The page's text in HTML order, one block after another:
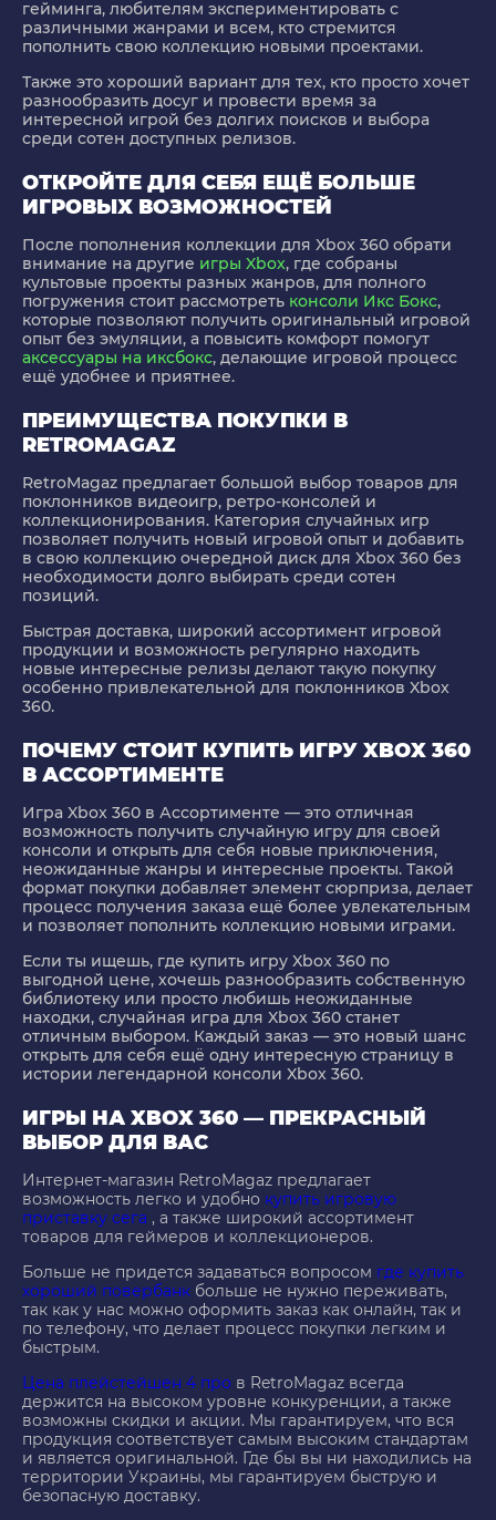
гейминга, любителям экспериментировать с
различными жанрами и всем, кто стремится
пополнить свою коллекцию новыми проектами.
Также это хороший вариант для тех, кто просто хочет
разнообразить досуг и провести время за
интересной игрой без долгих поисков и выбора
среди сотен доступных релизов.
ОТКРОЙТЕ ДЛЯ СЕБЯ ЕЩЁ БОЛЬШЕ
ИГРОВЫХ ВОЗМОЖНОСТЕЙ
После пополнения коллекции для Xbox 360 обрати
внимание на другие игры Xbox, где собраны
культовые проекты разных жанров, для полного
погружения стоит рассмотреть консоли Икс Бокс,
которые позволяют получить оригинальный игровой
опыт без эмуляции, а повысить комфорт помогут
аксессуары на иксбокс, делающие игровой процесс
ещё удобнее и приятнее.
ПРЕИМУЩЕСТВА ПОКУПКИ В
RETROMAGAZ
RetroMagaz предлагает большой выбор товаров для
поклонников видеоигр, ретро-консолей и
коллекционирования. Категория случайных игр
позволяет получить новый игровой опыт и добавить
в свою коллекцию очередной диск для Xbox 360 без
необходимости долго выбирать среди сотен
позиций.
Быстрая доставка, широкий ассортимент игровой
продукции и возможность регулярно находить
новые интересные релизы делают такую покупку
особенно привлекательной для поклонников Xbox
360.
ПОЧЕМУ СТОИТ КУПИТЬ ИГРУ XBOX 360
В АССОРТИМЕНТЕ
Игра Xbox 360 в Ассортименте — это отличная
возможность получить случайную игру для своей
консоли и открыть для себя новые приключения,
неожиданные жанры и интересные проекты. Такой
формат покупки добавляет элемент сюрприза, делает
процесс получения заказа ещё более увлекательным
и позволяет пополнить коллекцию новыми играми.
Если ты ищешь, где купить игру Xbox 360 по
выгодной цене, хочешь разнообразить собственную
библиотеку или просто любишь неожиданные
находки, случайная игра для Xbox 360 станет
отличным выбором. Каждый заказ — это новый шанс
открыть для себя ещё одну интересную страницу в
истории легендарной консоли Xbox 360.
ИГРЫ НА XBOX 360 — ПРЕКРАСНЫЙ
ВЫБОР ДЛЯ ВАС
Интернет-магазин RetroMagaz предлагает
возможность легко и удобно купить игровую
приставку сега , а также широкий ассортимент
товаров для геймеров и коллекционеров.
Больше не придется задаваться вопросом где купить
хороший повербанк больше не нужно переживать,
так как у нас можно оформить заказ как онлайн, так и
по телефону, что делает процесс покупки легким и
быстрым.
Цена плейстейшен 4 про в RetroMagaz всегда
держится на высоком уровне конкуренции, а также
возможны скидки и акции. Мы гарантируем, что вся
продукция соответствует самым высоким стандартам
и является оригинальной. Где бы вы ни находились на
территории Украины, мы гарантируем быструю и
безопасную доставку.